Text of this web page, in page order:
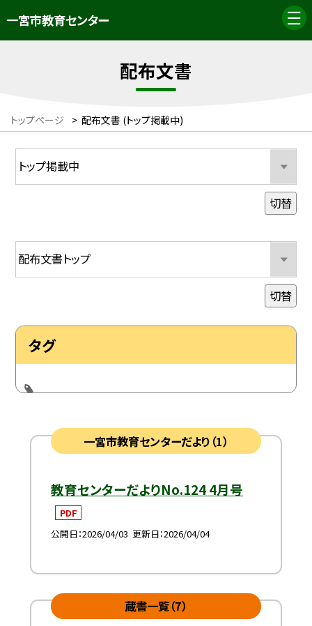
一宮市教育センター
配布文書
トップページ > 配布文書 (トップ掲載中)
切替
切替
タグ
一宮市教育センターだより（1）
教育センターだよりNo.124 4月号
PDF
公開日 2026/04/03 更新日 2026/04/04
蔵書一覧（7）